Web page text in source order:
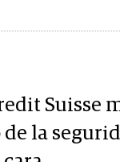
Suisse
de la